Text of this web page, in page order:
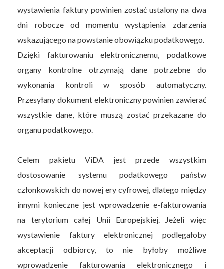
wystawienia faktury powinien zostać ustalony na dwa
dni robocze od momentu wystąpienia zdarzenia
wskazującego na powstanie obowiązku podatkowego.
Dzięki fakturowaniu elektronicznemu, podatkowe
organy kontrolne otrzymają dane potrzebne do
wykonania kontroli w sposób automatyczny.
Przesyłany dokument elektroniczny powinien zawierać
wszystkie dane, które muszą zostać przekazane do
organu podatkowego.
Celem pakietu ViDA jest przede wszystkim
dostosowanie systemu podatkowego państw
członkowskich do nowej ery cyfrowej, dlatego między
innymi konieczne jest wprowadzenie e-fakturowania
na terytorium całej Unii Europejskiej. Jeżeli więc
wystawienie faktury elektronicznej podlegałoby
akceptacji odbiorcy, to nie byłoby możliwe
wprowadzenie fakturowania elektronicznego i